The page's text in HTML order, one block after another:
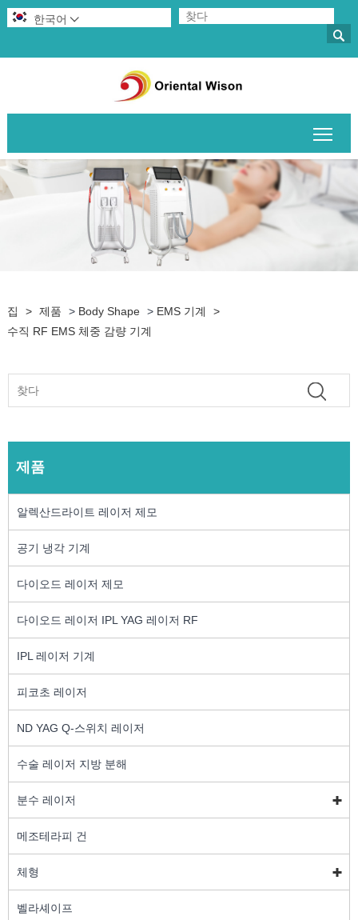

한국어 
집 > 제품 > Body Shape > EMS 기계
>
수직 RF EMS 체중 감량 기계
제품
알렉산드라이트 레이저 제모
공기 냉각 기계
다이오드 레이저 제모
다이오드 레이저 IPL YAG 레이저 RF
IPL 레이저 기계
피코초 레이저
ND YAG Q-스위치 레이저
수술 레이저 지방 분해
분수 레이저
메조테라피 건
체형
벨라셰이프